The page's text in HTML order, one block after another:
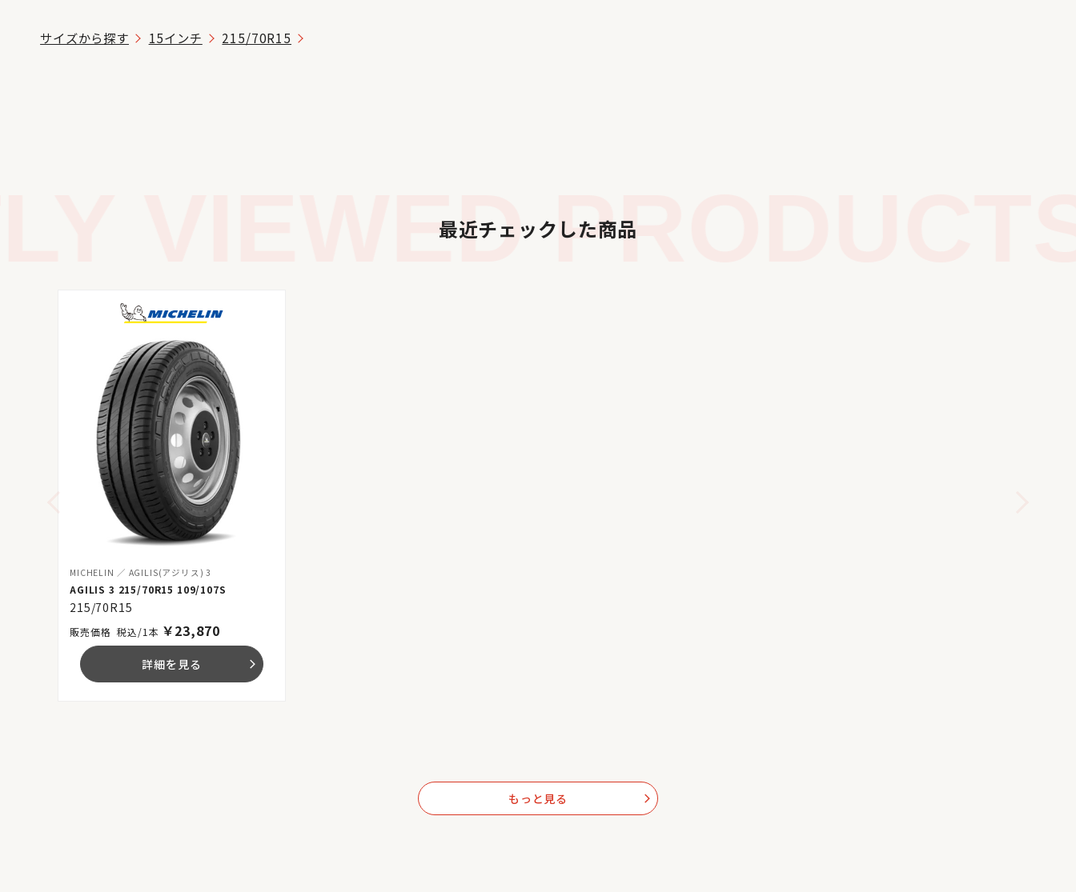
サイズから探す 15インチ 215/70R15
VIEWED PRODUCTS
最近チェックした商品
MICHELIN AGILIS(アジリス) 3
AGILIS 3 215/70R15 109/107S
215/70R15
税込/1本 ￥23,870
詳細を見る arrow_forward_ios
もっと見る arrow_forward_ios